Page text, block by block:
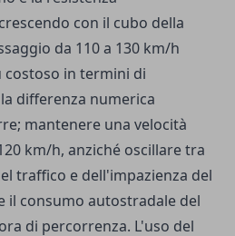
con il cubo della
da 110 a 130 km/h
in termini di
differenza numerica
mantenere una velocità
km/h, anziché oscillare tra
traffico e dell'impazienza del
consumo autostradale del
di percorrenza. L'uso del